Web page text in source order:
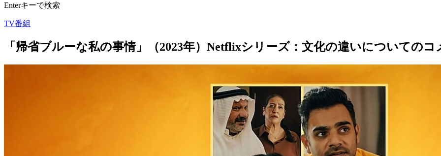
Enterキーで検索
TV番組
「帰省ブルーな私の事情」（2023年）Netflixシリーズ：文化の違いについてのコ